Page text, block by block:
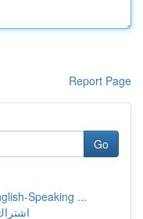
Report Page
Go
Speaking ...